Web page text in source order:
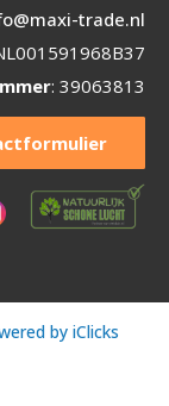
trade.nl
: 39063813
by iClicks